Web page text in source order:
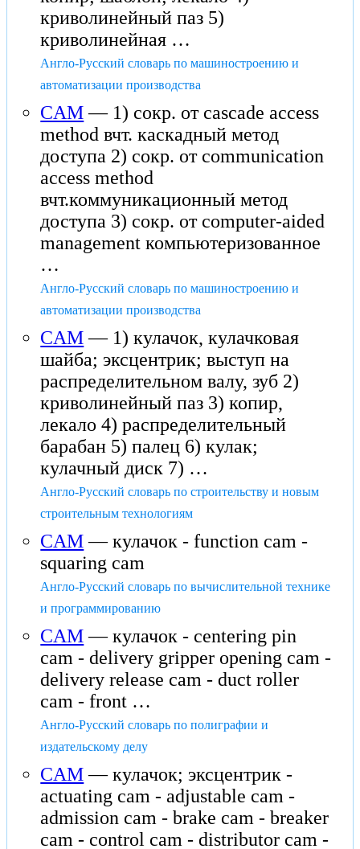
криволинейный паз 5)
криволинейная …
Англо-Русский словарь по машиностроению и
автоматизации производства
CAM— 1) сокр. от cascade access
method вчт. каскадный метод
доступа 2) сокр. от communication
access method
вчт.коммуникационный метод
доступа 3) сокр. от computer-aided
management компьютеризованное
…
Англо-Русский словарь по машиностроению и
автоматизации производства
CAM— 1) кулачок, кулачковая
шайба; эксцентрик; выступ на
распределительном валу, зуб 2)
криволинейный паз 3) копир,
лекало 4) распределительный
барабан 5) палец 6) кулак;
кулачный диск 7) …
Англо-Русский словарь по строительству и новым
строительным технологиям
CAM— кулачок - function cam -
squaring cam
Англо-Русский словарь по вычислительной технике
и программированию
CAM— кулачок - centering pin
cam - delivery gripper opening cam -
delivery release cam - duct roller
cam - front …
Англо-Русский словарь по полиграфии и
издательскому делу
CAM— кулачок; эксцентрик -
actuating cam - adjustable cam -
admission cam - brake cam - breaker
cam - control cam - distributor cam -